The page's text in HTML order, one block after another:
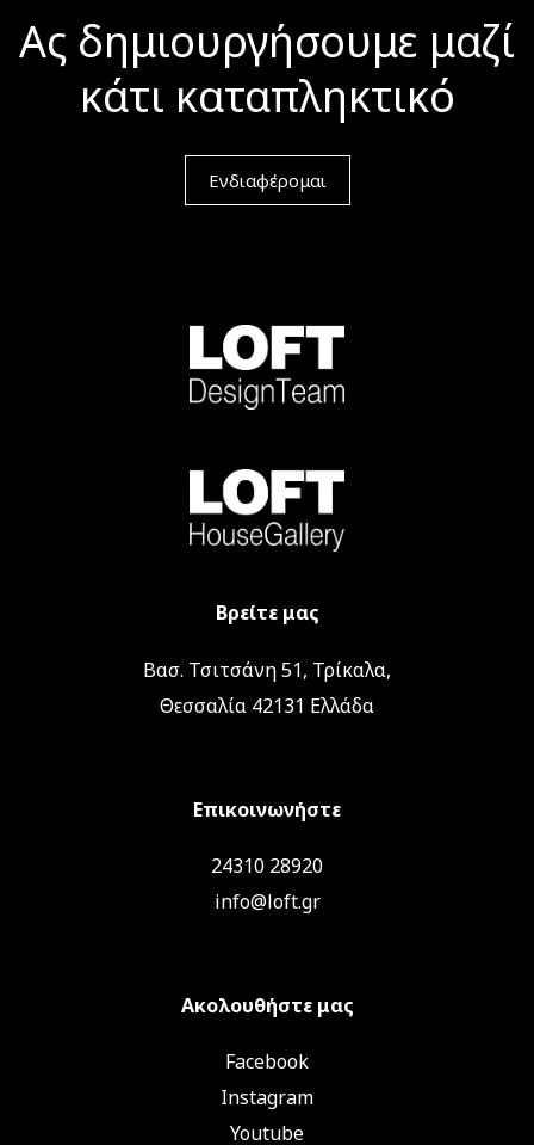
Ας δημιουργήσουμε μαζί
κάτι καταπληκτικό
Ενδιαφέρομαι
Βρείτε μας
Βασ. Τσιτσάνη 51, Τρίκαλα,
Θεσσαλία 42131 Ελλάδα
Επικοινωνήστε
24310 28920
info@loft.gr
Ακολουθήστε μας
Facebook
Instagram
Youtube